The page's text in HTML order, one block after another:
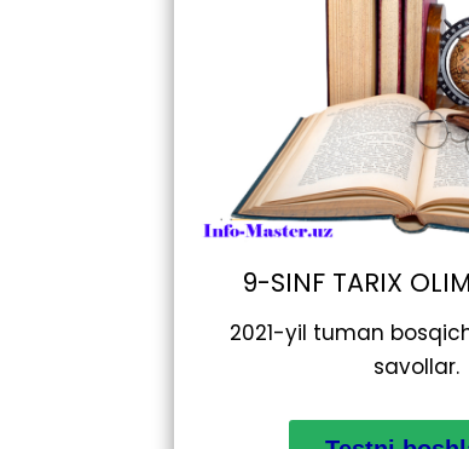
9-SINF TARIX
2021-yil tuman
savollar.